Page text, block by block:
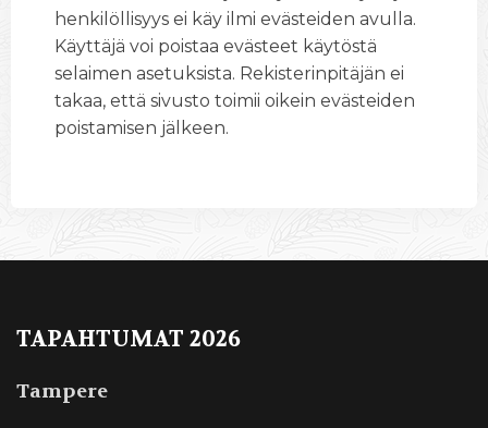
henkilöllisyys ei käy ilmi evästeiden avulla.
Käyttäjä voi poistaa evästeet käytöstä
selaimen asetuksista. Rekisterinpitäjän ei
takaa, että sivusto toimii oikein evästeiden
poistamisen jälkeen.
TAPAHTUMAT 2026
Tampere